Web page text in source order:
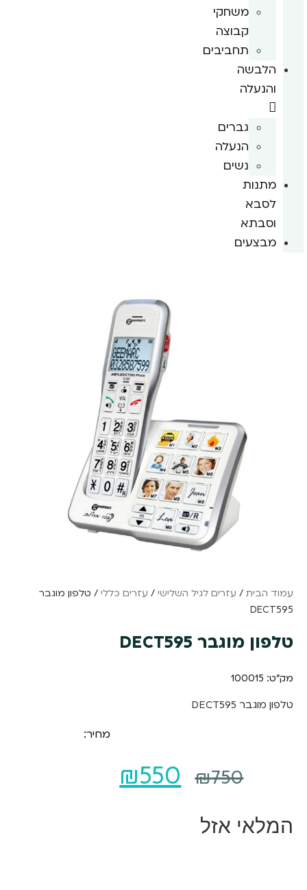
משחקי
קבוצה
תחביבים
הלבשה
והנעלה
גברים
הנעלה
נשים
מתנות
לסבא
וסבתא
מבצעים
עמוד הבית / עזרים לגיל השלישי / עזרים כללי / טלפון מוגבר
DECT595
טלפון מוגבר DECT595
מק"ט: 100015
טלפון מוגבר DECT595
מחיר:
₪750
המחיר
₪550
המלאי אזל